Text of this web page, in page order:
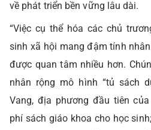
về phát triển bền vững lâu dài.
“Việc cụ thể hóa các chủ
sinh xã hội mang đậm tính
được quan tâm nhiều hơn.
nhân rộng mô hình “tủ sách
Vang, địa phương đầu tiên
phí sách giáo khoa cho học